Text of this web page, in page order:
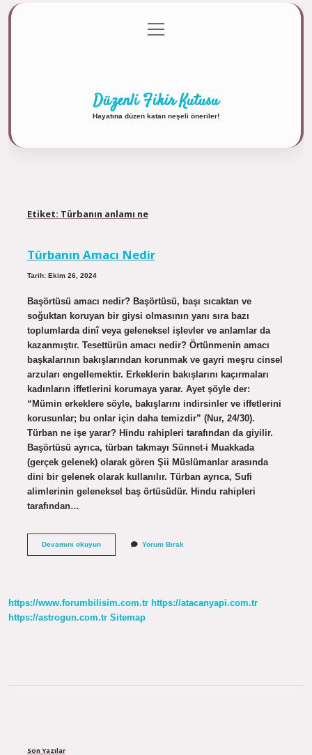
Gizlilik Politikası
menüyü
aç
Düzenli Fikir Kutusu
Hayatına düzen katan neşeli öneriler!
Etiket: Türbanın anlamı ne
Türbanın Amacı Nedir
Tarih: Ekim 26, 2024
Başörtüsü amacı nedir? Başörtüsü, başı sıcaktan ve
soğuktan koruyan bir giysi olmasının yanı sıra bazı
toplumlarda dinî veya geleneksel işlevler ve anlamlar da
kazanmıştır. Tesettürün amacı nedir? Örtünmenin amacı
başkalarının bakışlarından korunmak ve gayri meşru cinsel
arzuları engellemektir. Erkeklerin bakışlarını kaçırmaları
kadınların iffetlerini korumaya yarar. Ayet şöyle der:
“Mümin erkeklere söyle, bakışlarını indirsinler ve iffetlerini
korusunlar; bu onlar için daha temizdir” (Nur, 24/30).
Türban ne işe yarar? Hindu rahipleri tarafından da giyilir.
Başörtüsü ayrıca, türban takmayı Sünnet-i Muakkada
(gerçek gelenek) olarak gören Şii Müslümanlar arasında
dini bir gelenek olarak kullanılır. Türban ayrıca, Sufi
alimlerinin geleneksel baş örtüsüdür. Hindu rahipleri
tarafından…
Devamını okuyunTürbanın
Yorum Bırak
https://www.forumbilisim.com.tr https://atacanyapi.com.tr
https://astrogun.com.tr Sitemap
Son Yazılar